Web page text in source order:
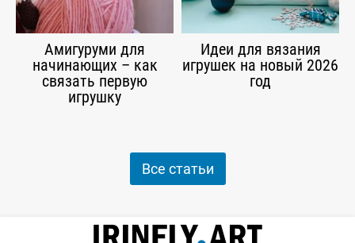
Амигуруми для
начинающих – как
связать первую
игрушку
Идеи для вязания
игрушек на новый 2026
год
Все статьи